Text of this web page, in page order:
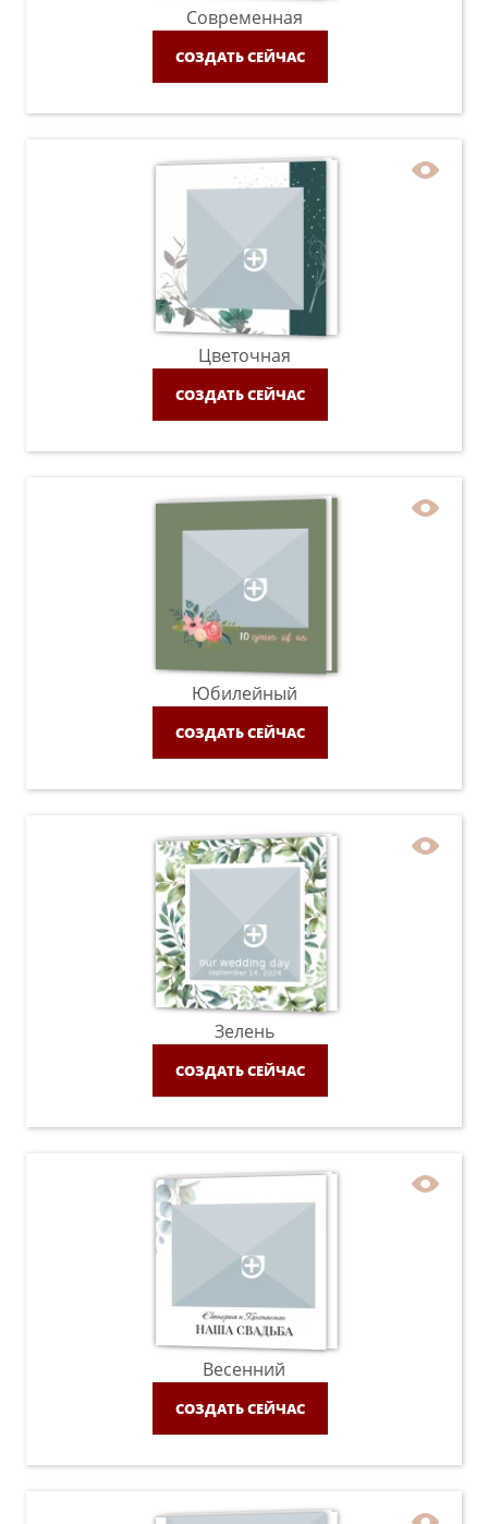
Современная
СОЗДАТЬ СЕЙЧАС
Цветочная
СОЗДАТЬ СЕЙЧАС
Юбилейный
СОЗДАТЬ СЕЙЧАС
Зелень
СОЗДАТЬ СЕЙЧАС
Весенний
СОЗДАТЬ СЕЙЧАС